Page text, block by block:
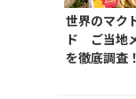
世界のマク
ド ご当地
を徹底調査！